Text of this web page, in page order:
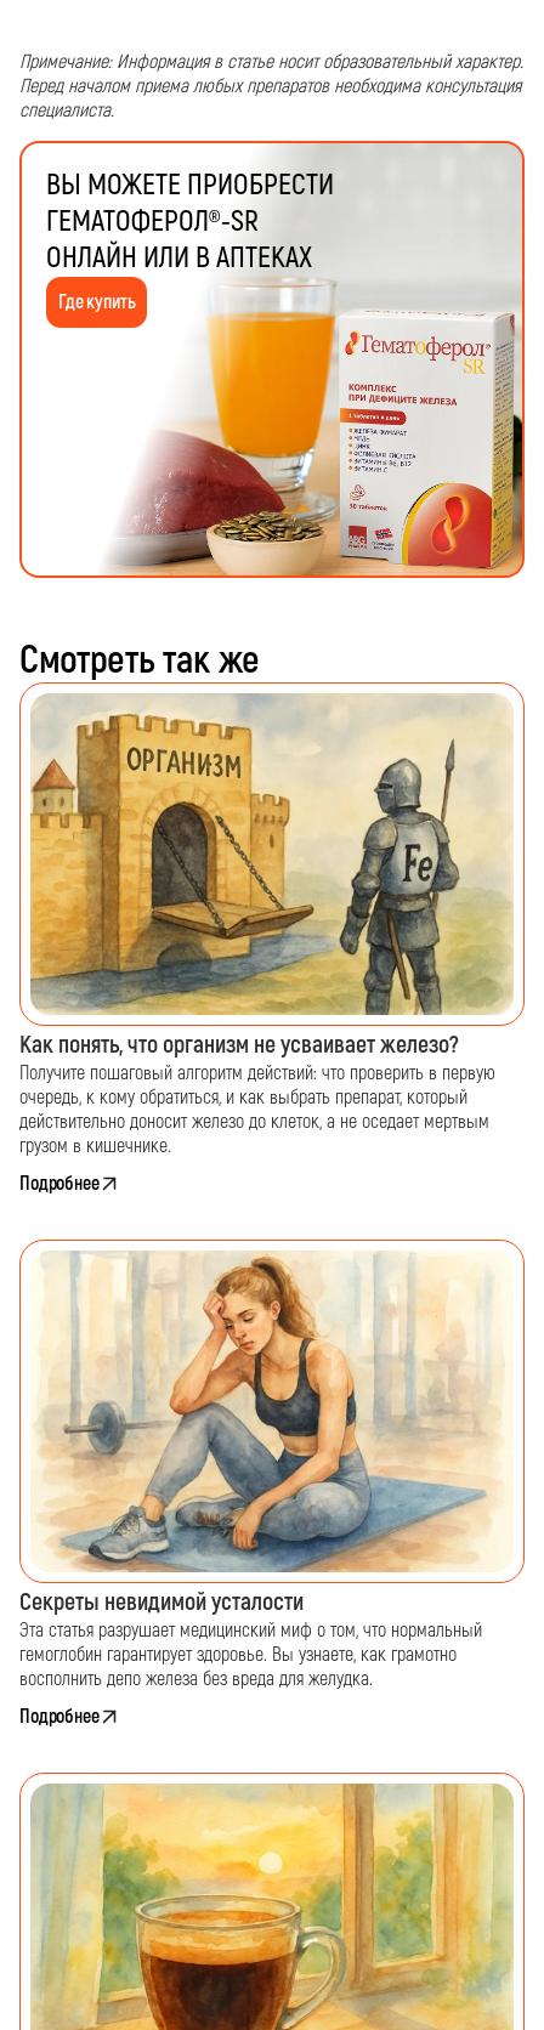
Примечание: Информация в статье носит образовательный характер.
Перед началом приема любых препаратов необходима консультация
специалиста.
ВЫ МОЖЕТЕ ПРИОБРЕСТИ
ГЕМАТОФЕРОЛ®-SR
ОНЛАЙН ИЛИ В АПТЕКАХ
Где купить
Смотреть так же
Как понять, что организм не усваивает железо?
Получите пошаговый алгоритм действий: что проверить в первую
очередь, к кому обратиться, и как выбрать препарат, который
действительно доносит железо до клеток, а не оседает мертвым
грузом в кишечнике.
Подробнее
Секреты невидимой усталости
Эта статья разрушает медицинский миф о том, что нормальный
гемоглобин гарантирует здоровье. Вы узнаете, как грамотно
восполнить депо железа без вреда для желудка.
Подробнее